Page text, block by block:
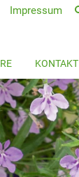
Impressum
KONTAKT